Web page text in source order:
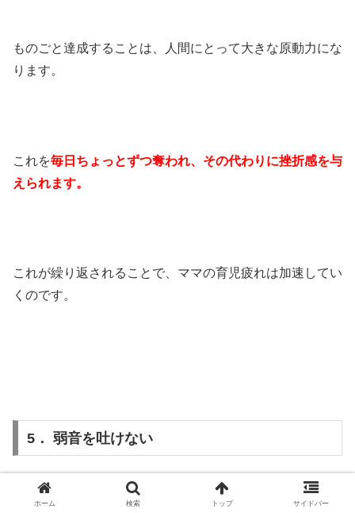
ものごと達成することは、人間にとって大きな原動力にな
ります。
これを毎日ちょっとずつ奪われ、その代わりに挫折感を与
えられます。
これが繰り返されることで、ママの育児疲れは加速してい
くのです。
5． 弱音を吐けない
ホーム 検索 トップ サイドバー